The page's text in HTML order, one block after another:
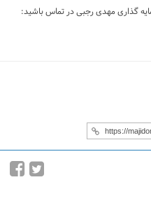
گذاری مهدی رجبی در تماس باشید: